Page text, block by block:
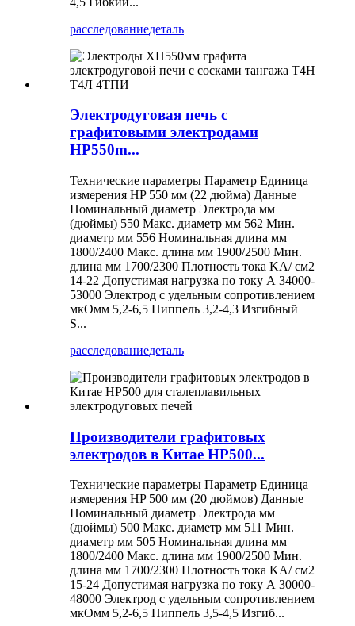
расследованиедеталь
Электродуговая печь с
графитовыми электродами
HP550m...
Технические параметры Параметр Единица
измерения HP 550 мм (22 дюйма) Данные
Номинальный диаметр Электрода мм
(дюймы) 550 Макс. диаметр мм 562 Мин.
диаметр мм 556 Номинальная длина мм
1800/2400 Макс. длина мм 1900/2500 Мин.
длина мм 1700/2300 Плотность тока KA/ см2
14-22 Допустимая нагрузка по току А 34000-
53000 Электрод с удельным сопротивлением
мкОмм 5,2-6,5 Ниппель 3,2-4,3 Изгибный
S...
расследованиедеталь
Производители графитовых
электродов в Китае HP500...
Технические параметры Параметр Единица
измерения HP 500 мм (20 дюймов) Данные
Номинальный диаметр Электрода мм
(дюймы) 500 Макс. диаметр мм 511 Мин.
диаметр мм 505 Номинальная длина мм
1800/2400 Макс. длина мм 1900/2500 Мин.
длина мм 1700/2300 Плотность тока KA/ см2
15-24 Допустимая нагрузка по току А 30000-
48000 Электрод с удельным сопротивлением
мкОмм 5,2-6,5 Ниппель 3,5-4,5 Изгиб...